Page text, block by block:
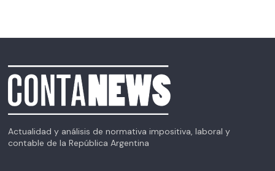
Actualidad y análisis de normativa impositiva, laboral y
contable de la República Argentina